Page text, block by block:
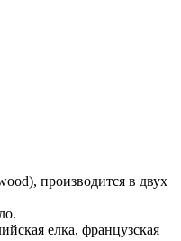
производится в двух
елка, французская